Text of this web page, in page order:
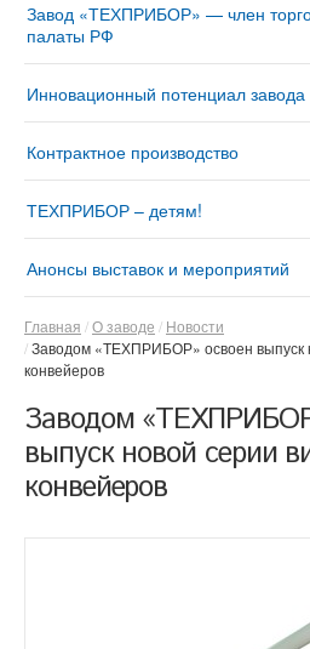
Завод «ТЕХПРИБОР» — член
палаты РФ
Инновационный потенциал
Контрактное производство
ТЕХПРИБОР – детям!
Анонсы выставок и мероприятий
Главная О заводе
Новости
Заводом «ТЕХПРИБОР» освоен выпуск
конвейеров
Заводом
выпуск новой серии
конвейеров